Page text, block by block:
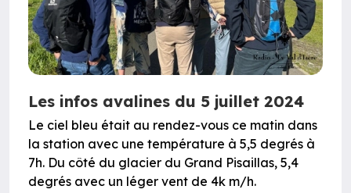
Les infos avalines du 5 juillet 2024
Le ciel bleu était au rendez-vous ce matin dans
la station avec une température à 5,5 degrés à
7h. Du côté du glacier du Grand Pisaillas, 5,4
degrés avec un léger vent de 4k m/h.